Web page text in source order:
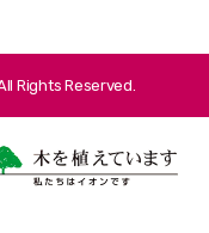
Rights Reserved.